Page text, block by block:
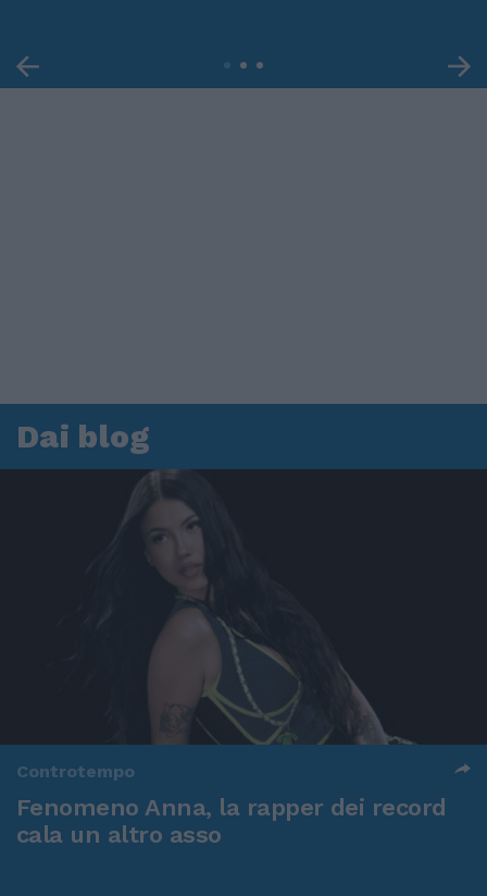
Dai blog
Controtempo
Fenomeno Anna, la rapper dei record
cala un altro asso